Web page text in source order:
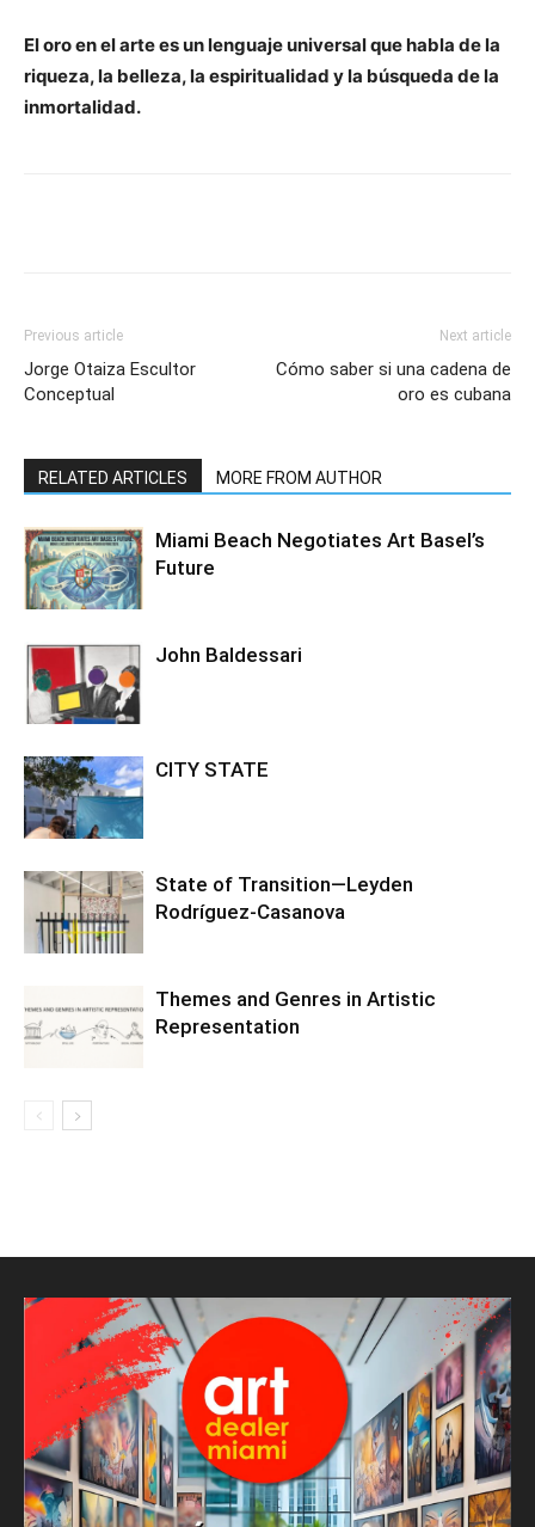
El oro en el arte es un lenguaje universal que habla de la
riqueza, la belleza, la espiritualidad y la búsqueda de la
inmortalidad.
Previous article
Jorge Otaiza Escultor
Conceptual
Next article
Cómo saber si una cadena de
oro es cubana
RELATED ARTICLES MORE FROM AUTHOR
Miami Beach Negotiates Art Basel’s
Future
John Baldessari
CITY STATE
State of Transition—Leyden
Rodríguez-Casanova
Themes and Genres in Artistic
Representation